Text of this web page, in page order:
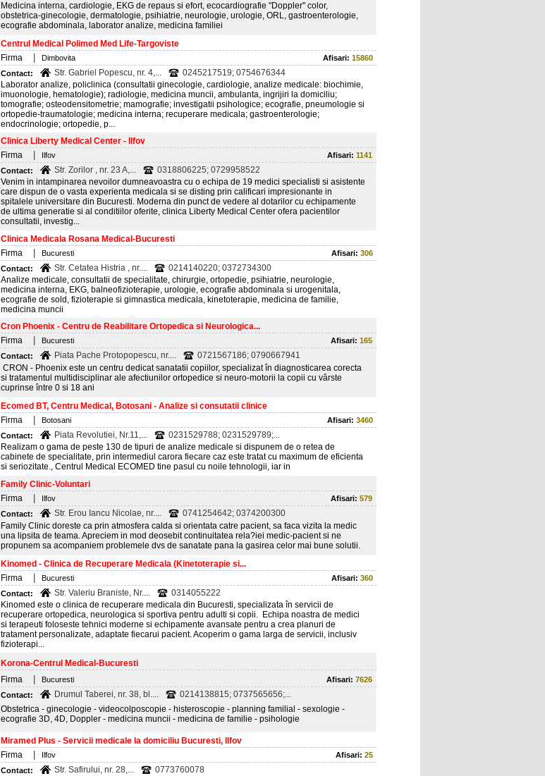
Medicina interna, cardiologie, EKG de repaus si efort, ecocardiografie "Doppler" color,
obstetrica-ginecologie, dermatologie, psihiatrie, neurologie, urologie, ORL, gastroenterologie,
ecografie abdominala, laborator analize, medicina familiei
Centrul Medical Polimed Med Life-Targoviste
Firma
Dimbovita Afisari: 15860
Contact:
Str. Gabriel Popescu, nr. 4,...
0245217519; 0754676344
Laborator analize, policlinica (consultatii ginecologie, cardiologie, analize medicale: biochimie,
imuonologie, hematologie); radiologie, medicina muncii, ambulanta, ingrijiri la domiciliu;
tomografie; osteodensitometrie; mamografie; investigatii psihologice; ecografie, pneumologie si
ortopedie-traumatologie; medicina interna; recuperare medicala; gastroenterologie;
endocrinologie; ortopedie, p...
Clinica Liberty Medical Center - Ilfov
Firma
Ilfov Afisari: 1141
Contact:
Str. Zorilor , nr. 23 A,...
0318806225; 0729958522
Venim in intampinarea nevoilor dumneavoastra cu o echipa de 19 medici specialisti si asistente
care dispun de o vasta experienta medicala si se disting prin calificari impresionante in
spitalele universitare din Bucuresti. Moderna din punct de vedere al dotarilor cu echipamente
de ultima generatie si al conditiilor oferite, clinica Liberty Medical Center ofera pacientilor
consultatii, investig...
Clinica Medicala Rosana Medical-Bucuresti
Firma
Bucuresti Afisari: 306
Contact:
Str. Cetatea Histria , nr....
0214140220; 0372734300
Analize medicale, consultatii de specialitate, chirurgie, ortopedie, psihiatrie, neurologie,
medicina interna, EKG, balneofizioterapie, urologie, ecografie abdominala si urogenitala,
ecografie de sold, fizioterapie si gimnastica medicala, kinetoterapie, medicina de familie,
medicina muncii
Cron Phoenix - Centru de Reabilitare Ortopedica si Neurologica...
Firma
Bucuresti Afisari: 165
Contact:
Piata Pache Protopopescu, nr....
0721567186; 0790667941
CRON - Phoenix este un centru dedicat sanatatii copiilor, specializat în diagnosticarea corecta
si tratamentul multidisciplinar ale afectiunilor ortopedice si neuro-motorii la copii cu vârste
cuprinse între 0 si 18 ani
Ecomed BT, Centru Medical, Botosani - Analize si consutatii clinice
Firma
Botosani Afisari: 3460
Contact:
Piata Revolutiei, Nr.11,...
0231529788; 0231529789;...
Realizam o gama de peste 130 de tipuri de analize medicale si dispunem de o retea de
cabinete de specialitate, prin intermediul carora fiecare caz este tratat cu maximum de eficienta
si seriozitate., Centrul Medical ECOMED tine pasul cu noile tehnologii, iar in
Family Clinic-Voluntari
Firma
Ilfov Afisari: 579
Contact:
Str. Erou Iancu Nicolae, nr....
0741254642; 0374200300
Family Clinic doreste ca prin atmosfera calda si orientata catre pacient, sa faca vizita la medic
una lipsita de teama. Apreciem in mod deosebit continuitatea rela?iei medic-pacient si ne
propunem sa acompaniem problemele dvs de sanatate pana la gasirea celor mai bune solutii.
Kinomed - Clinica de Recuperare Medicala (Kinetoterapie si...
Firma
Bucuresti Afisari: 360
Contact:
Str. Valeriu Braniste, Nr....
0314055222
Kinomed este o clinica de recuperare medicala din Bucuresti, specializata în servicii de
recuperare ortopedica, neurologica si sportiva pentru adulti si copii. Echipa noastra de medici
si terapeuti foloseste tehnici moderne si echipamente avansate pentru a crea planuri de
tratament personalizate, adaptate fiecarui pacient. Acoperim o gama larga de servicii, inclusiv
fizioterapi...
Korona-Centrul Medical-Bucuresti
Firma
Bucuresti Afisari: 7626
Contact:
Drumul Taberei, nr. 38, bl....
0214138815; 0737565656;...
Obstetrica - ginecologie - videocolposcopie - histeroscopie - planning familial - sexologie -
ecografie 3D, 4D, Doppler - medicina muncii - medicina de familie - psihologie
Miramed Plus - Servicii medicale la domiciliu Bucuresti, Ilfov
Firma
Ilfov Afisari: 25
Contact:
Str. Safirului, nr. 28,...
0773760078